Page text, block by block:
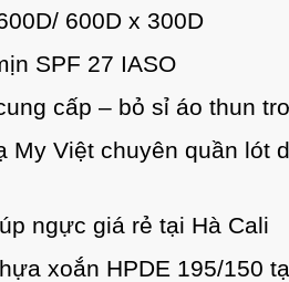
600D x 300D
SPF 27 IASO
cấp – bỏ sỉ áo thun
My Việt chuyên quần lót
ngực giá rẻ tại Hà Cali
xoắn HPDE 195/150